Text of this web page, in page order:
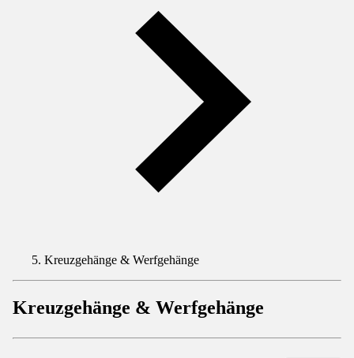
Kreuzgehänge & Werfgehänge
Kreuzgehänge & Werfgehänge